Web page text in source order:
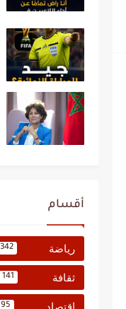
أقسام
رياضة 342
ثقافة 141
اقتصاد 95